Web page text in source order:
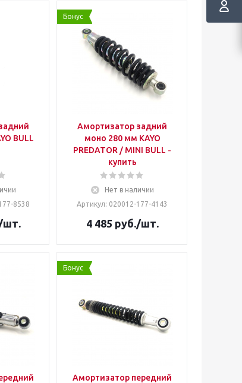
BULL
8538
Бонус
Амортизатор задний
моно 280 мм KAYO
PREDATOR / MINI BULL -
купить
Нет в наличии
Артикул: 020012-177-4143
4 485 руб./шт.
Бонус
Амортизатор передний